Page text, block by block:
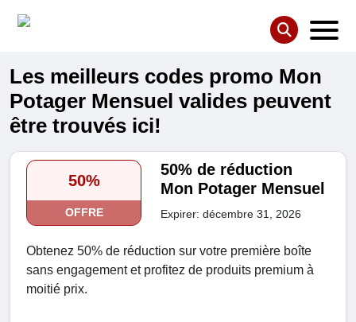
Les meilleurs codes promo Mon
Potager Mensuel valides peuvent
être trouvés ici!
50%
OFFRE
50% de réduction
Mon Potager Mensuel
Expirer: décembre 31, 2026
Obtenez 50% de réduction sur votre première boîte
sans engagement et profitez de produits premium à
moitié prix.